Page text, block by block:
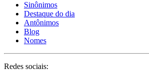
Sinônimos
Destaque do dia
Antônimos
Blog
Nomes
Redes sociais: